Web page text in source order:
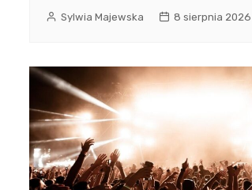
Sylwia Majewska 8 sierpnia 2026